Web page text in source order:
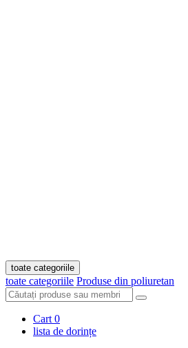
toate categoriile
toate categoriile Produse din poliuretan
Cart 0
lista de dorințe